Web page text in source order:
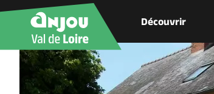
Découvrir